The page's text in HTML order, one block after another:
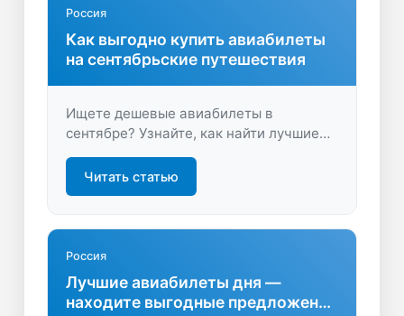
Россия
Как выгодно купить авиабилеты
на сентябрьские путешествия
Ищете дешевые авиабилеты в
сентябре? Узнайте, как найти лучшие
предложения и сэкономить на
перелетах. Откройте для себя удобные
маршруты и советы по бронированию
Читать статью
Россия
Лучшие авиабилеты дня —
находите выгодные предложения